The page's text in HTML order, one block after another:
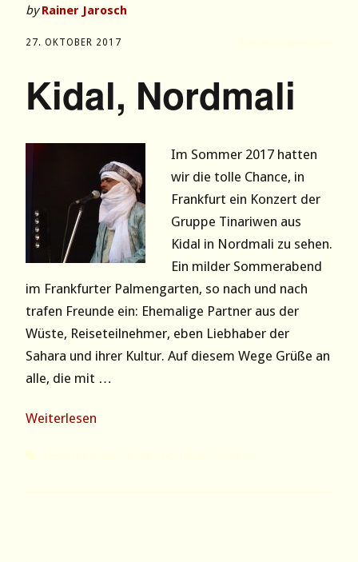
byRainer Jarosch
27. OKTOBER 2017
Kidal, Nordmali
Im Sommer 2017 hatten
wir die tolle Chance, in
Frankfurt ein Konzert der
Gruppe Tinariwen aus
Kidal in Nordmali zu sehen.
Ein milder Sommerabend
im Frankfurter Palmengarten, so nach und nach
trafen Freunde ein: Ehemalige Partner aus der
Wüste, Reiseteilnehmer, eben Liebhaber der
Sahara und ihrer Kultur. Auf diesem Wege Grüße an
alle, die mit …
Weiterlesen